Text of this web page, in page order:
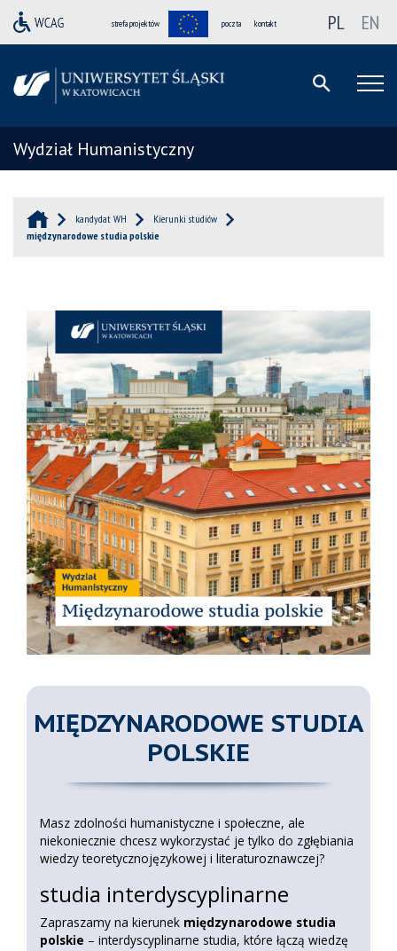
strefa projektów poczta kontakt PL EN
Wydział Humanistyczny
kandydat WH
Kierunki studiów
międzynarodowe studia polskie
MIĘDZYNARODOWE STUDIA
POLSKIE
Masz zdolności humanistyczne i społeczne, ale
niekoniecznie chcesz wykorzystać je tylko do zgłębiania
wiedzy teoretycznojęzykowej i literaturoznawczej?
studia interdyscyplinarne
Zapraszamy na kierunek międzynarodowe studia
polskie – interdyscyplinarne studia, które łączą wiedzę